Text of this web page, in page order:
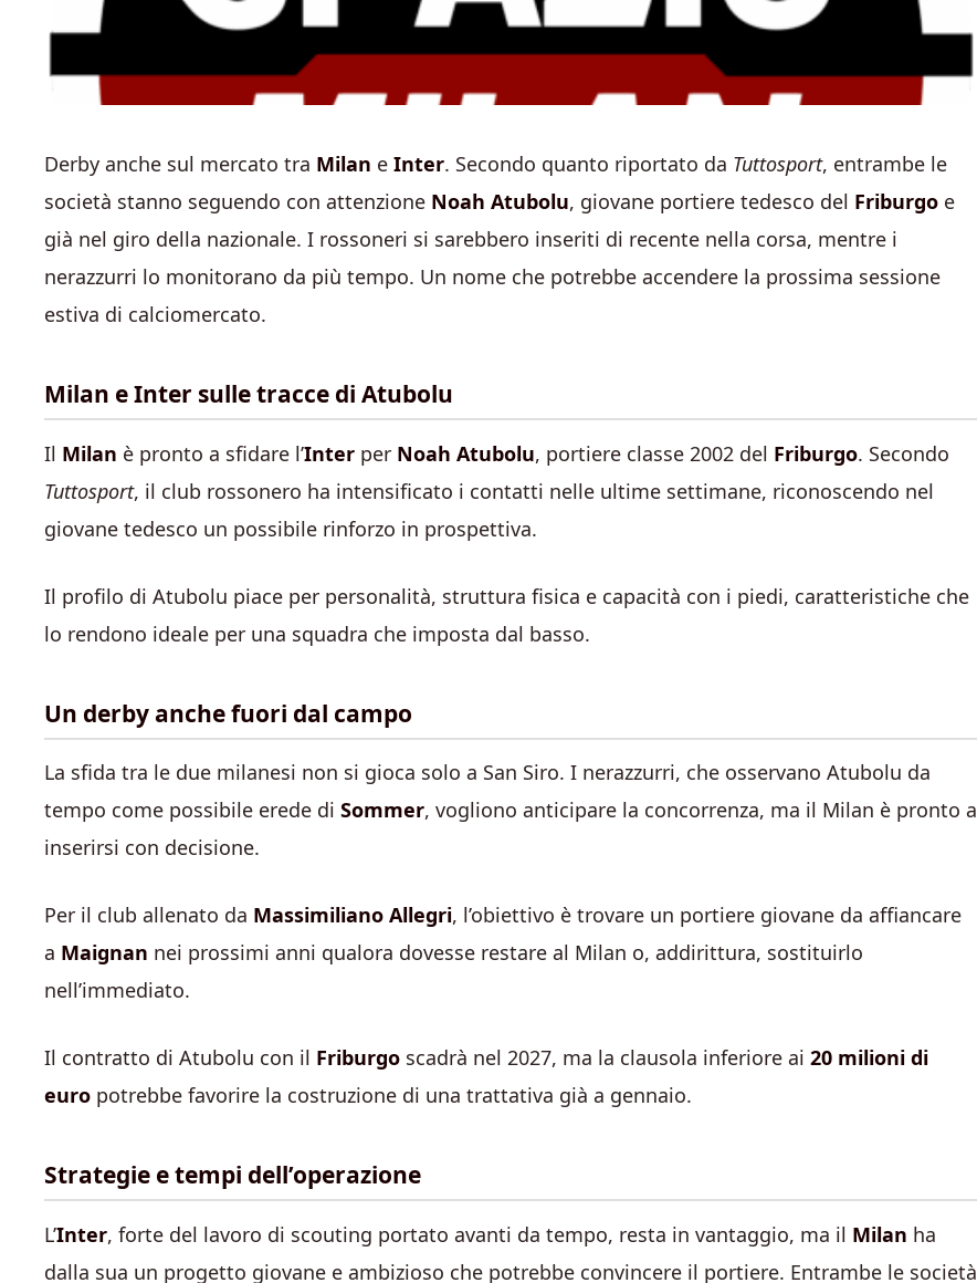
Derby anche sul mercato tra Milan e Inter. Secondo quanto riportato da Tuttosport, entrambe le
società stanno seguendo con attenzione Noah Atubolu, giovane portiere tedesco del Friburgo e
già nel giro della nazionale. I rossoneri si sarebbero inseriti di recente nella corsa, mentre i
nerazzurri lo monitorano da più tempo. Un nome che potrebbe accendere la prossima sessione
estiva di calciomercato.
Milan e Inter sulle tracce di Atubolu
Il Milan è pronto a sfidare l’Inter per Noah Atubolu, portiere classe 2002 del Friburgo. Secondo
Tuttosport, il club rossonero ha intensificato i contatti nelle ultime settimane, riconoscendo nel
giovane tedesco un possibile rinforzo in prospettiva.
Il profilo di Atubolu piace per personalità, struttura fisica e capacità con i piedi, caratteristiche che
lo rendono ideale per una squadra che imposta dal basso.
Un derby anche fuori dal campo
La sfida tra le due milanesi non si gioca solo a San Siro. I nerazzurri, che osservano Atubolu da
tempo come possibile erede di Sommer, vogliono anticipare la concorrenza, ma il Milan è pronto a
inserirsi con decisione.
Per il club allenato da Massimiliano Allegri, l’obiettivo è trovare un portiere giovane da affiancare
a Maignan nei prossimi anni qualora dovesse restare al Milan o, addirittura, sostituirlo
nell’immediato.
Il contratto di Atubolu con il Friburgo scadrà nel 2027, ma la clausola inferiore ai 20 milioni di
euro potrebbe favorire la costruzione di una trattativa già a gennaio.
Strategie e tempi dell’operazione
L’Inter, forte del lavoro di scouting portato avanti da tempo, resta in vantaggio, ma il Milan ha
dalla sua un progetto giovane e ambizioso che potrebbe convincere il portiere. Entrambe le società